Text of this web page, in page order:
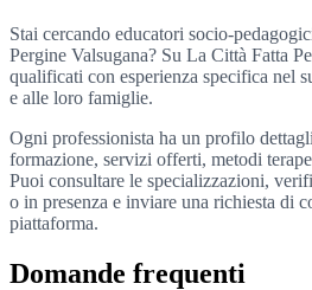
Stai cercando educatori socio-
Pergine Valsugana? Su La Città Fatta
qualificati con esperienza specifica nel
e alle loro famiglie.
Ogni professionista ha un profilo
formazione, servizi offerti, metodi
Puoi consultare le specializzazioni,
o in presenza e inviare una richiesta di
piattaforma.
Domande frequenti